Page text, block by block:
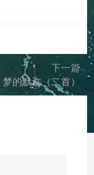
下一篇
的默许（二首）